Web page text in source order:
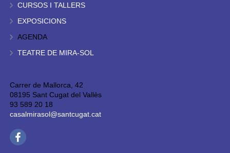
CURSOS I TALLERS
EXPOSICIONS
AGENDA
TEATRE DE MIRA-SOL
Carrer de Mallorca, 42
08195 Sant Cugat del Vallès
93 589 20 18
casalmirasol@santcugat.cat